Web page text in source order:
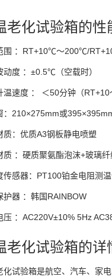
老化试验箱的性
围 ：RT+10℃～200℃/
动度 ：±0.5℃（空载时）
温速度 ： ＜50分钟（RT+10
：210×275mm或
质：优质A3钢板静电喷塑
质 ：硬质聚氨酯泡沫+玻璃纤
传感器：PT100铂金电阻测
护器 ：韩国RAINBOW
压 ：AC220V±10% 5Hz
老化试验箱的详
化试验箱是航空、汽车、家